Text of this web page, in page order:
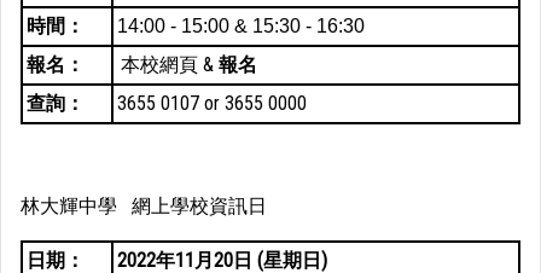
時間：
14:00 - 15:00 & 15:30 - 16:30
報名： 本校網頁 & 報名
查詢：
3655 0107 or 3655 0000
林大輝中學 網上學校資訊日
日期：
2022年11月20日 (星期日)